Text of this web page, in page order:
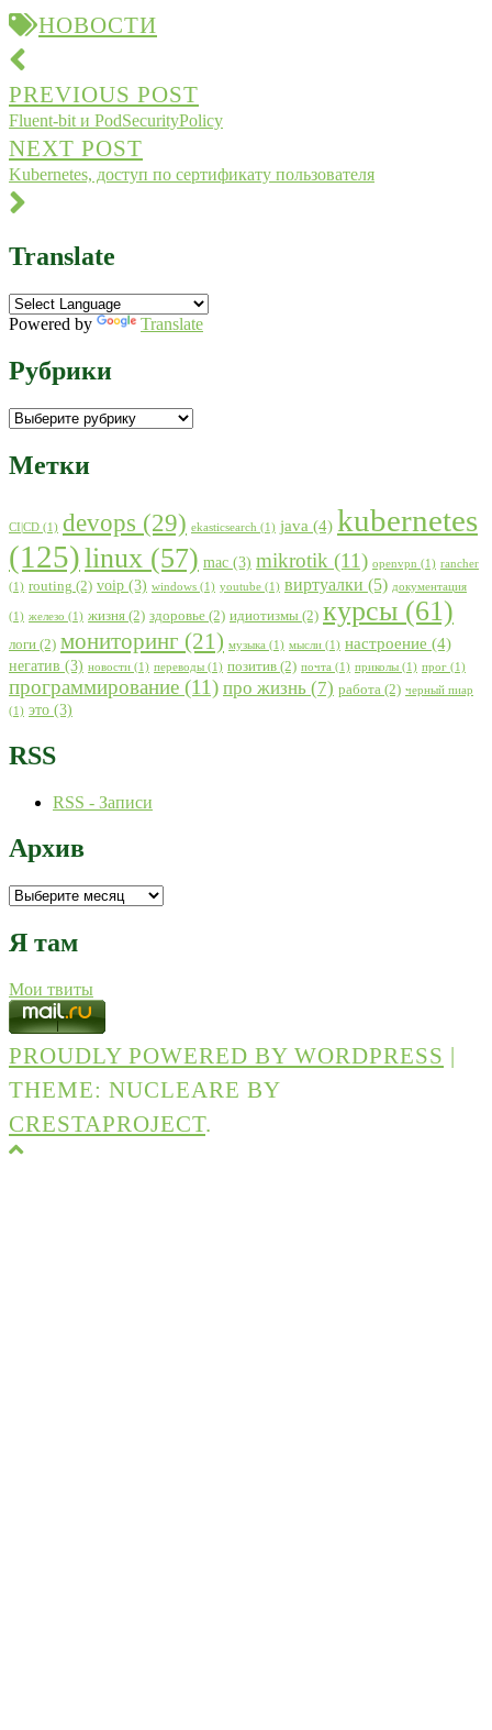
НОВОСТИ
Post
navigation
PREVIOUS POST
Fluent-bit и PodSecurityPolicy
NEXT POST
Kubernetes, доступ по сертификату пользователя
Translate
Powered by Translate
Рубрики
Рубрики
Метки
CI|CD (1) devops (29) ekasticsearch (1) java (4) kubernetes
(125)linux (57) mac (3) mikrotik (11) openvpn (1) rancher
(1) routing (2) voip (3) windows (1) youtube (1) виртуалки (5) документация
(1) железо (1) жизня (2) здоровье (2) идиотизмы (2) курсы (61)
логи (2) мониторинг (21) музыка (1) мысли (1) настроение (4)
негатив (3) новости (1) переводы (1) позитив (2) почта (1) приколы (1) прог (1)
программирование (11) про жизнь (7) работа (2) черный пиар
(1) это (3)
RSS
RSS - Записи
Архив
Архив
Я там
Мои твиты
PROUDLY POWERED BY WORDPRESS |
THEME: NUCLEARE BY
CRESTAPROJECT.
Back